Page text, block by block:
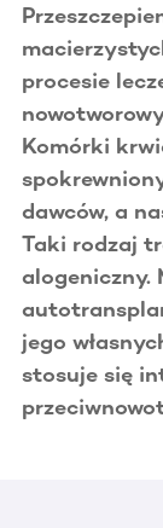
procesie
Komórki
dawców, a
Taki rodzaj
alogeniczny.
jego
stosuje się